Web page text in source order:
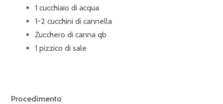
1 cucchiaio di acqua
1-2 cucchini di cannella
Zucchero di canna qb
1 pizzico di sale
Procedimento